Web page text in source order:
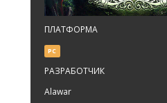
ПЛАТФОРМА
PC
РАЗРАБОТЧИК
Alawar